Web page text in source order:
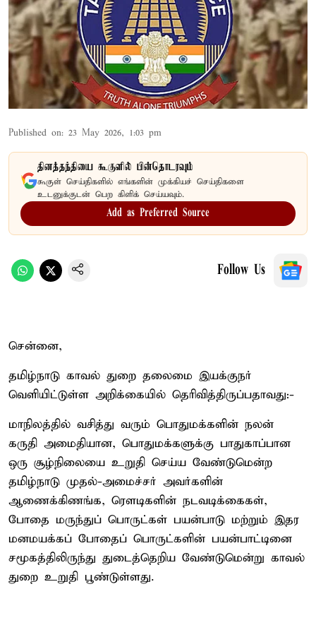
Published on: 23 May 2026, 1:03 pm
தினத்தந்தியை கூகுளில் பின்தொடரவும்
கூகுள் செய்திகளில் எங்களின் முக்கியச் செய்திகளை
உடனுக்குடன் பெற கிளிக் செய்யவும்.
Add as Preferred Source
Follow Us
சென்னை,
தமிழ்நாடு காவல் துறை தலைமை இயக்குநர்
வெளியிட்டுள்ள அறிக்கையில் தெரிவித்திருப்பதாவது:-
மாநிலத்தில் வசித்து வரும் பொதுமக்களின் நலன்
கருதி அமைதியான, பொதுமக்களுக்கு பாதுகாப்பான
ஒரு சூழ்நிலையை உறுதி செய்ய வேண்டுமென்ற
தமிழ்நாடு முதல்-அமைச்சர் அவர்களின்
ஆணைக்கிணங்க, ரௌடிகளின் நடவடிக்கைகள்,
போதை மருந்துப் பொருட்கள் பயன்பாடு மற்றும் இதர
மனமயக்கப் போதைப் பொருட்களின் பயன்பாட்டினை
சமூகத்திலிருந்து துடைத்தெறிய வேண்டுமென்று காவல்
துறை உறுதி பூண்டுள்ளது.